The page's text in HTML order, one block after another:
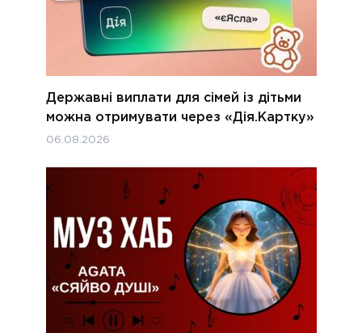
Державні виплати для сімей із дітьми
можна отримувати через «Дія.Картку»
06.08.2026